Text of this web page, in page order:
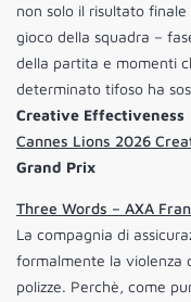
non solo il risultato
gioco della squadra –
della partita e momenti
determinato tifoso ha
Creative Effectiveness
Cannes Lions 2026
Grand Prix
Three Words – AXA
La compagnia di
formalmente la violenza
polizze. Perchè, come